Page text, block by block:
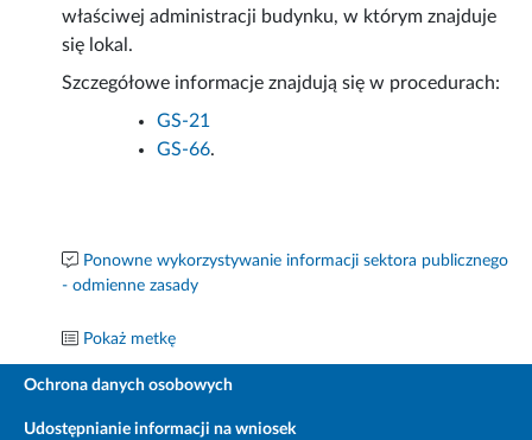
właściwej administracji budynku, w którym znajduje
się lokal.
Szczegółowe informacje znajdują się w procedurach:
GS-21
GS-66.
Ponowne wykorzystywanie informacji sektora publicznego
- odmienne zasady
Pokaż metkę
Ochrona danych osobowych
Udostępnianie informacji na wniosek